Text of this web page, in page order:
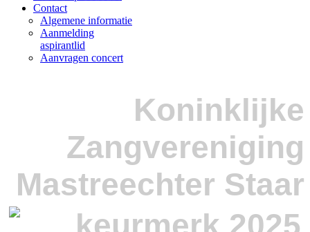
Contact
Algemene informatie
Aanmelding
aspirantlid
Aanvragen concert
Koninklijke
Zangvereniging
Mastreechter Staar